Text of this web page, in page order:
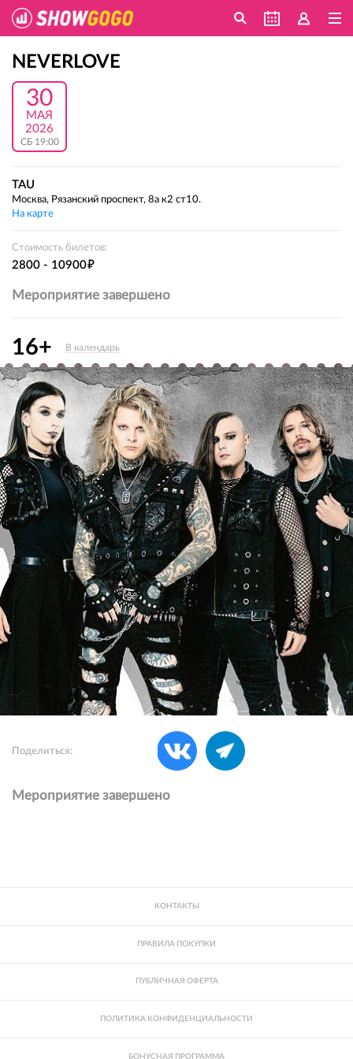
NEVERLOVE
30
МАЯ
2026
СБ 19:00
TAU
Москва, Рязанский проспект, 8а к2 ст10.
На карте
Стоимость билетов:
2800 - 10900е
Мероприятие завершено
16+ В календарь
Поделиться:
Мероприятие завершено
КОНТАКТЫ
ПРАВИЛА ПОКУПКИ
ПУБЛИЧНАЯ ОФЕРТА
ПОЛИТИКА КОНФИДЕНЦИАЛЬНОСТИ
БОНУСНАЯ ПРОГРАММА